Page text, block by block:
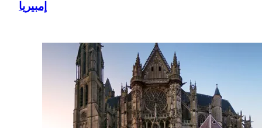
إمبيريا